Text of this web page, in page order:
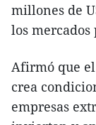
millones de
los mercados
​Afirmó que
crea
empresas